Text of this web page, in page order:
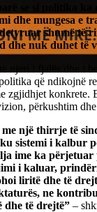
se si politika
dhe mungesa e
shumë të
dhe nuk duhet të
që ndikojnë
zgjidhjet konkrete.
përkushtim
një thirrje të
sistemi i kalbur
ime ka
i kaluar,
liritë dhe të
ne
dhe të drejtë” –